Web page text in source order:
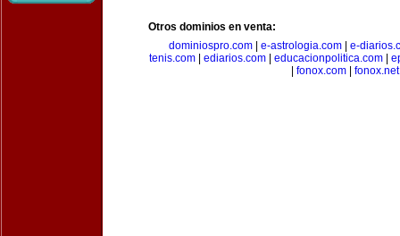
Otros dominios en venta:
dominiospro.com
e-astrologia.com
e-
tenis.com
ediarios.com educacionpolitica.com
fonox.com| fonox.net